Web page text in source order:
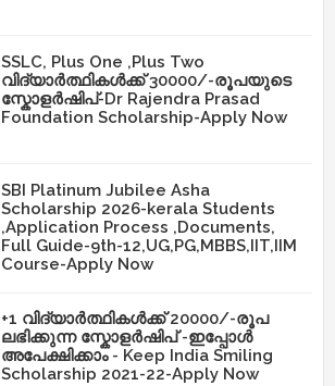
SSLC, Plus One ,Plus Two
വിദ്യാർത്ഥികൾക്ക് 30000/-രൂപയുടെ
സ്കോളർഷിപ്-Dr Rajendra Prasad
Foundation Scholarship-Apply Now
SBI Platinum Jubilee Asha
Scholarship 2026-kerala Students
,Application Process ,Documents,
Full Guide-9th-12,UG,PG,MBBS,IIT,IIM
Course-Apply Now
+1 വിദ്യാർത്ഥികൾക്ക് 20000/-രൂപ
ലഭിക്കുന്ന സ്കോളർഷിപ് -ഇപ്പോൾ
അപേക്ഷിക്കാം - Keep India Smiling
Scholarship 2021-22-Apply Now